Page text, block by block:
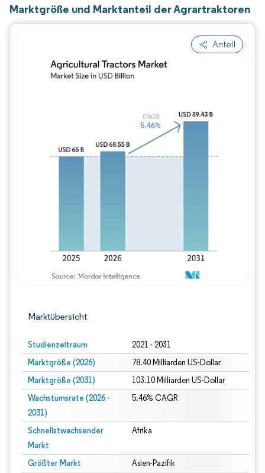
Marktgröße und Marktanteil der Agrartraktoren
Anteil
Marktübersicht
Studienzeitraum 2021 - 2031
Marktgröße (2026) 78.40 Milliarden US-Dollar
Marktgröße (2031) 103.10 Milliarden US-Dollar
Wachstumsrate (2026 -
2031)
5.46% CAGR
Schnellstwachsender
Markt
Afrika
Größter Markt Asien-Pazifik